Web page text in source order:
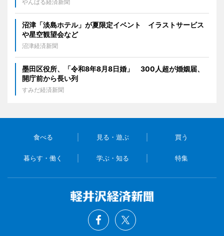
やんばる経済新聞
沼津「淡島ホテル」が夏限定イベント イラストサービス
や星空観望会など
沼津経済新聞
墨田区役所、「令和8年8月8日婚」 300人超が婚姻届、
開庁前から長い列
すみだ経済新聞
食べる 見る・遊ぶ 買う
暮らす・働く 学ぶ・知る 特集